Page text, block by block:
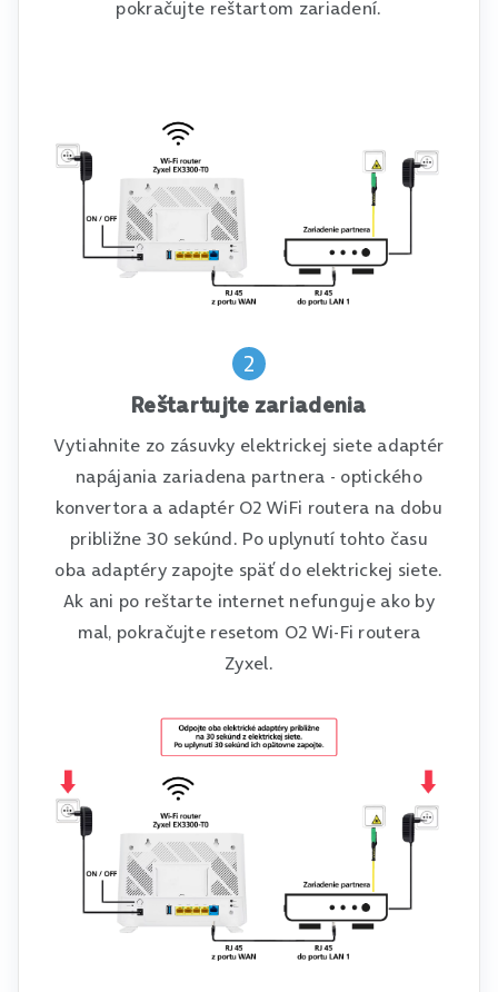
pokračujte reštartom zariadení.
2
Reštartujte zariadenia
Vytiahnite zo zásuvky elektrickej siete adaptér
napájania zariadena partnera - optického
konvertora a adaptér O2 WiFi routera na dobu
približne 30 sekúnd. Po uplynutí tohto času
oba adaptéry zapojte späť do elektrickej siete.
Ak ani po reštarte internet nefunguje ako by
mal, pokračujte resetom O2 Wi-Fi routera
Zyxel.